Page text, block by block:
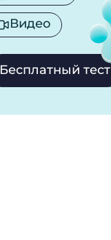
Видео
Бесплатный тест